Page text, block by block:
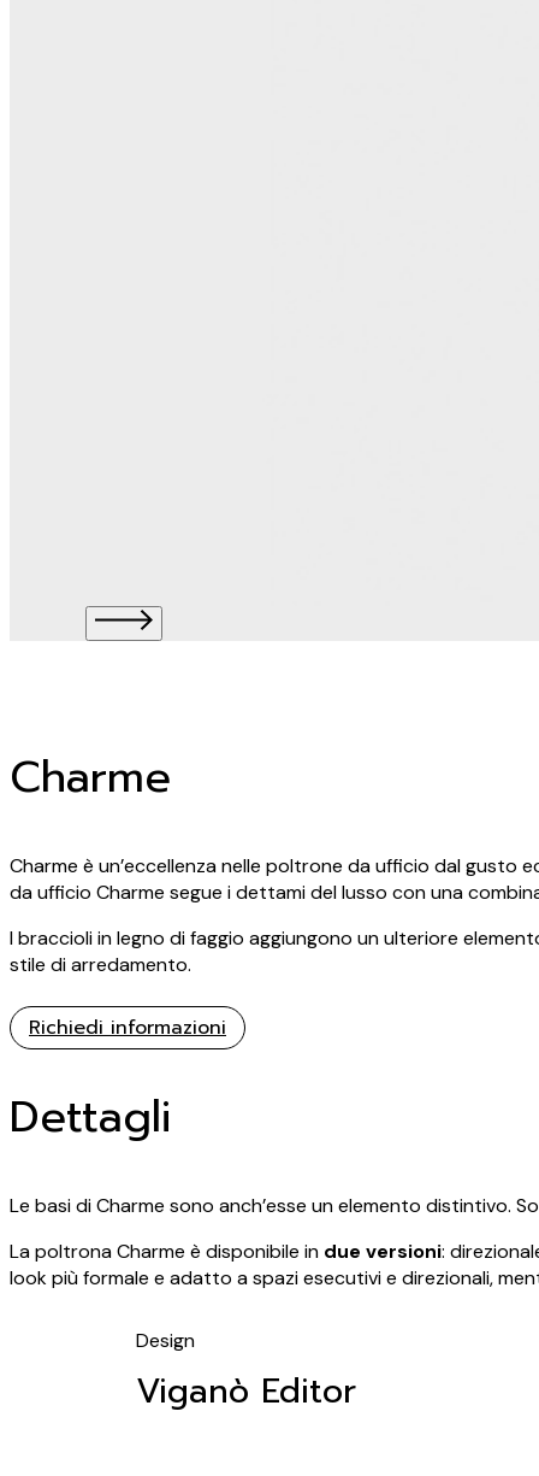
Charme
Charme è un’eccellenza nelle poltrone da ufficio dal
da ufficio Charme segue i dettami del lusso con una
I braccioli in legno di faggio aggiungono un ulteriore
stile di arredamento.
Richiedi informazioni
Dettagli
Le basi di Charme sono anch’esse un elemento distintivo.
La poltrona Charme è disponibile in due versioni:
look più formale e adatto a spazi esecutivi e direzionali,
Design
Viganò Editor